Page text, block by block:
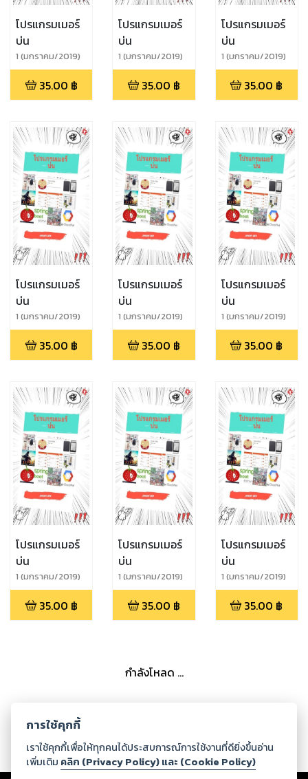
โปรแกรมเมอร์
บ่น
1 (มกราคม/2019)
35.00 ฿
โปรแกรมเมอร์
บ่น
1 (มกราคม/2019)
35.00 ฿
โปรแกรมเมอร์
บ่น
1 (มกราคม/2019)
35.00 ฿
โปรแกรมเมอร์
บ่น
1 (มกราคม/2019)
35.00 ฿
โปรแกรมเมอร์
บ่น
1 (มกราคม/2019)
35.00 ฿
โปรแกรมเมอร์
บ่น
1 (มกราคม/2019)
35.00 ฿
โปรแกรมเมอร์
บ่น
1 (มกราคม/2019)
35.00 ฿
โปรแกรมเมอร์
บ่น
1 (มกราคม/2019)
35.00 ฿
โปรแกรมเมอร์
บ่น
1 (มกราคม/2019)
35.00 ฿
กำลังโหลด ...
การใช้คุกกี้
เราใช้คุกกี้เพื่อให้ทุกคนได้ประสบการณ์การใช้งานที่ดียิ่งขึ้นอ่าน
เพิ่มเติม คลิก (Privacy Policy) และ (Cookie Policy)